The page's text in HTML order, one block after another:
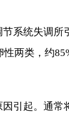
统失调所
两类，约
起。通常